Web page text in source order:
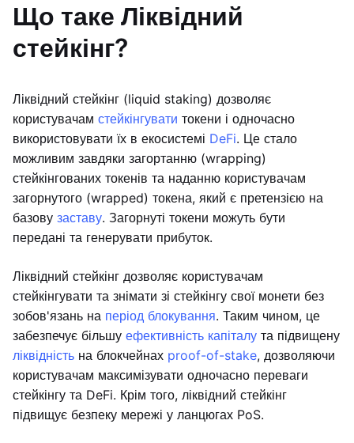
Що таке Ліквідний
стейкінг?
Ліквідний стейкінг (liquid staking) дозволяє
користувачам стейкінгувати токени і одночасно
використовувати їх в екосистемі DeFi. Це стало
можливим завдяки загортанню (wrapping)
стейкінгованих токенів та наданню користувачам
загорнутого (wrapped) токена, який є претензією на
базову заставу. Загорнуті токени можуть бути
передані та генерувати прибуток.
Ліквідний стейкінг дозволяє користувачам
стейкінгувати та знімати зі стейкінгу свої монети без
зобов'язань на період блокування. Таким чином, це
забезпечує більшу ефективність капіталу та підвищену
ліквідність на блокчейнах proof-of-stake, дозволяючи
користувачам максимізувати одночасно переваги
стейкінгу та DeFi. Крім того, ліквідний стейкінг
підвищує безпеку мережі у ланцюгах PoS.